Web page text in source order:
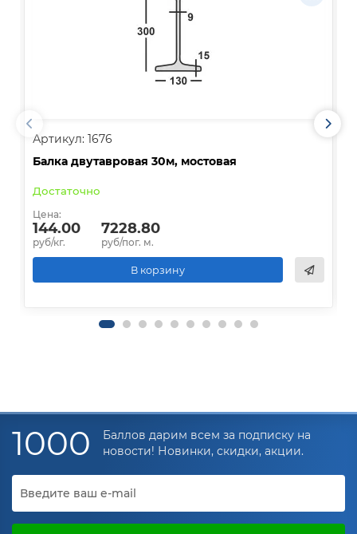
Артикул: 1676
Балка двутавровая 30м, мостовая
Достаточно
Цена:
144.00
руб/кг.
7228.80
руб/пог. м.
В корзину
1000
Баллов дарим всем за подписку на
новости! Новинки, скидки, акции.